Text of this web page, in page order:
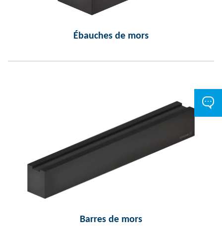
Ébauches de mors
Barres de mors